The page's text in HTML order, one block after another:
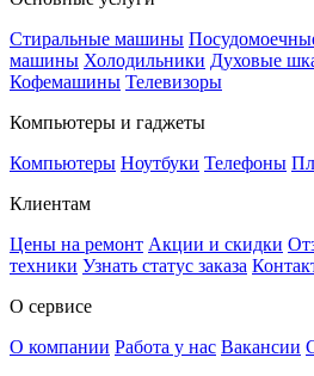
Стиральные машины
машины Холодильники Духовые
Кофемашины Телевизоры
Компьютеры и гаджеты
Компьютеры Ноутбуки Телефоны
Клиентам
Цены на ремонт Акции и скидки
техники Узнать статус заказа
О сервисе
О компании Работа у нас Вакансии